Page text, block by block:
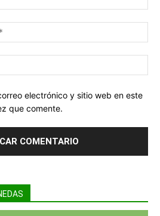
electrónico y sitio web en este
que comente.